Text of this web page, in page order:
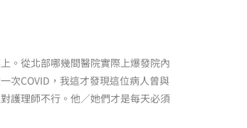
。從北部哪幾間醫院實際上爆發院內
次COVID，我這才發現這位病人曾與
護理師不行。他／她們才是每天必須